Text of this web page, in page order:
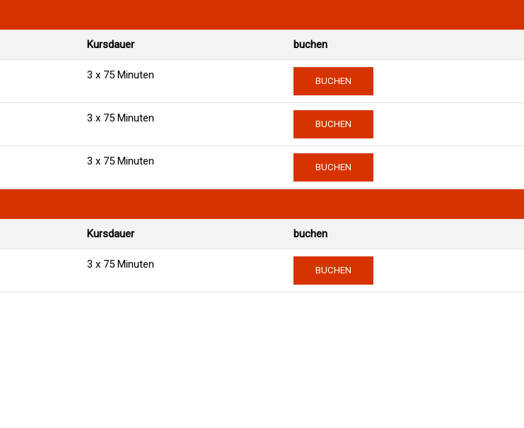
Kursdauer buchen
3 x 75 Minuten BUCHEN
3 x 75 Minuten BUCHEN
3 x 75 Minuten BUCHEN
Kursdauer buchen
3 x 75 Minuten BUCHEN